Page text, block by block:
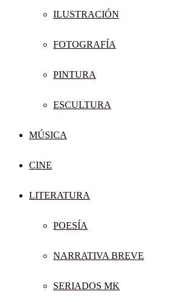
ILUSTRACIÓN
FOTOGRAFÍA
PINTURA
ESCULTURA
MÚSICA
CINE
LITERATURA
POESÍA
NARRATIVA BREVE
SERIADOS MK